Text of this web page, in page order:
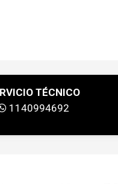
TÉCNICO
1140994692